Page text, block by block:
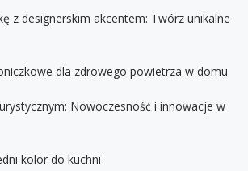
z designerskim akcentem: Twórz unikalne
dla zdrowego powietrza w domu
Nowoczesność i innowacje w
kolor do kuchni